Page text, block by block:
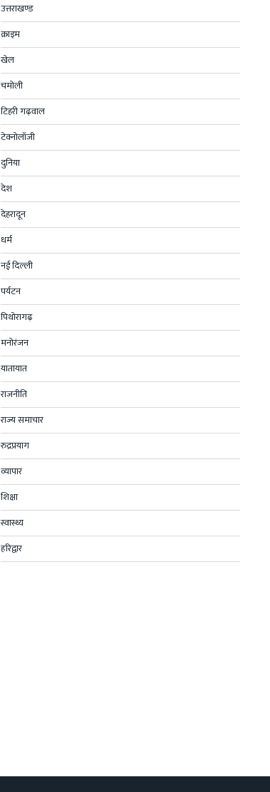
उत्तराखण्ड
क्राइम
खेल
चमोली
टिहरी गढ़वाल
टेक्नोलॉजी
दुनिया
देश
देहरादून
धर्म
नई दिल्ली
पर्यटन
पिथोरागढ़
मनोरंजन
यातायात
राजनीति
राज्य समाचार
रुद्रप्रयाग
व्यापार
शिक्षा
स्वास्थ्य
हरिद्वार